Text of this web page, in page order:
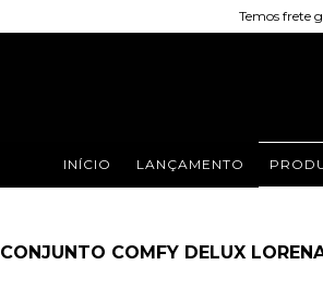
Temos frete
INÍCIO LANÇAMENTO
CONJUNTO COMFY DELUX